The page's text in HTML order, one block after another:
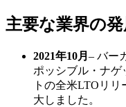
主要な業界の
2021年10月 – バー
ポッシブル・ナゲ
トの全米LTOリ
大しました。